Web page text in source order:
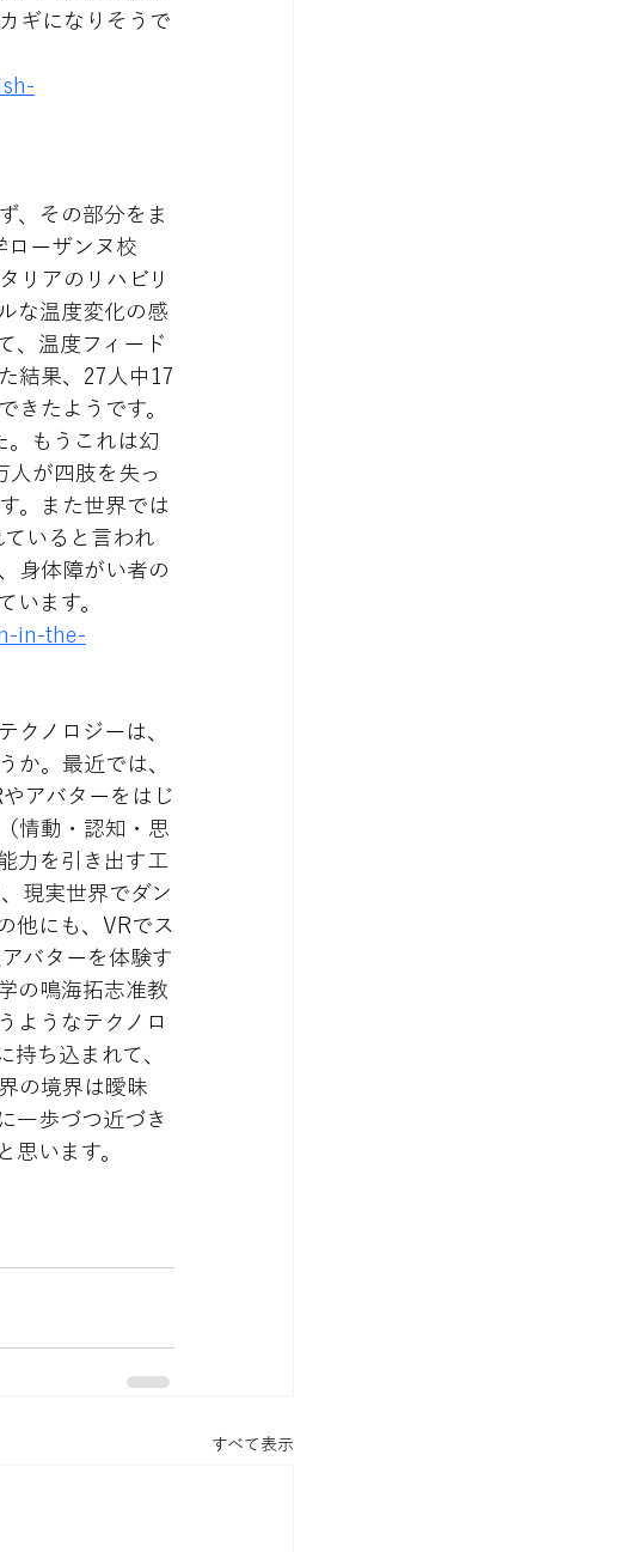
ギになりそうで
、その部分をま
ローザンヌ校
リアのリハビリ
な温度変化の感
、温度フィード
結果、27人中17
きたようです。
。もうこれは幻
人が四肢を失っ
。また世界では
いると言われ
身体障がい者の
います。
in-the-
クノロジーは、
か。最近では、
アバターをはじ
情動・認知・思
力を引き出す工
現実世界でダン
他にも、VRでス
バターを体験す
の鳴海拓志准教
ようなテクノロ
持ち込まれて、
の境界は曖昧
一歩づつ近づき
思います。
すべて表示